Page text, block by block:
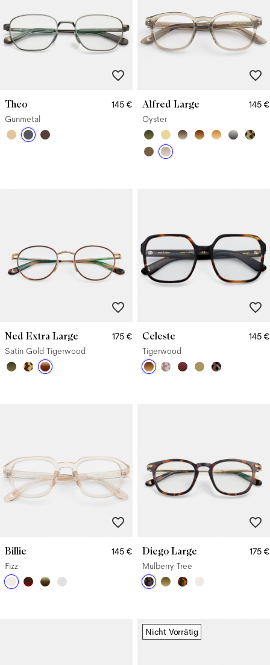
Theo
145 €
Gunmetal
Alfred Large
145 €
Oyster
Ned Extra Large
175 €
Satin Gold Tigerwood
Celeste
145 €
Tigerwood
Billie
145 €
Fizz
Diego Large
175 €
Mulberry Tree
Nicht Vorrätig